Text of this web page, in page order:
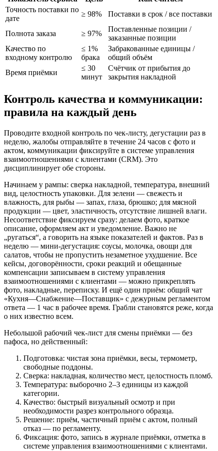
Точность поставки по
дате
≥ 98% Поставки в срок / все поставки
Полнота заказа ≥ 97%
Поставленные позиции /
заказанные позиции
Качество по
входному контролю
≤ 1%
брака
Забракованные единицы /
общий объём
Время приёмки
≤ 30
минут
Счётчик от прибытия до
закрытия накладной
Контроль качества и коммуникации:
правила на каждый день
Проводите входной контроль по чек-листу, дегустации раз в
неделю, жалобы отправляйте в течение 24 часов с фото и
актом, коммуникации фиксируйте в системе управления
взаимоотношениями с клиентами (CRM). Это
дисциплинирует обе стороны.
Начинаем у рампы: сверка накладной, температура, внешний
вид, целостность упаковки. Для зелени — свежесть и
влажность, для рыбы — запах, глаза, брюшко; для мясной
продукции — цвет, эластичность, отсутствие лишней влаги.
Несоответствие фиксируем сразу: делаем фото, краткое
описание, оформляем акт и уведомление. Важно не
„ругаться“, а говорить на языке показателей и фактов. Раз в
неделю — мини-дегустация: соусы, молочка, овощи для
салатов, чтобы не пропустить незаметное ухудшение. Все
кейсы, договорённости, сроки реакций и обещанные
компенсации записываем в систему управления
взаимоотношениями с клиентами — можно прикреплять
фото, накладные, переписку. И ещё один приём: общий чат
«Кухня—Снабжение—Поставщик» с дежурным регламентом
ответа — 1 час в рабочее время. Грабли становятся реже, когда
о них известно всем.
Небольшой рабочий чек-лист для смены приёмки — без
пафоса, но действенный:
Подготовка: чистая зона приёмки, весы, термометр,
свободные поддоны.
Сверка: накладная, количество мест, целостность пломб.
Температура: выборочно 2–3 единицы из каждой
категории.
Качество: быстрый визуальный осмотр и при
необходимости разрез контрольного образца.
Решение: приём, частичный приём с актом, полный
отказ — по регламенту.
Фиксация: фото, запись в журнале приёмки, отметка в
системе управления взаимоотношениями с клиентами.